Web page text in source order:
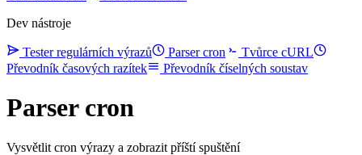
Dev nástroje
Tester regulárních výrazů Parser cron
Tvůrce cURL
Převodník časových razítek
Převodník číselných soustav
Parser cron
Vysvětlit cron výrazy a zobrazit příští spuštění